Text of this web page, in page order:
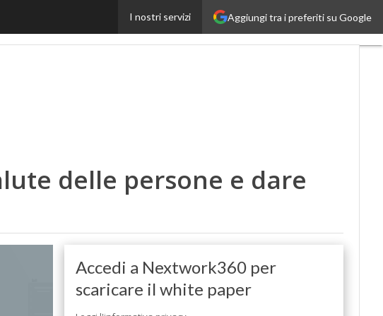
Aggiungi tra i preferiti su Google
I nostri servizi
Proptech
delle persone e dare
Accedi a Nextwork360 per
scaricare il white paper